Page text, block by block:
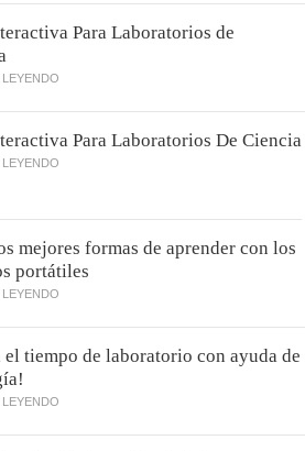
Para Laboratorios de
Para Laboratorios De Ciencia
mejores formas de aprender con los
portátiles
el tiempo de laboratorio con ayuda de